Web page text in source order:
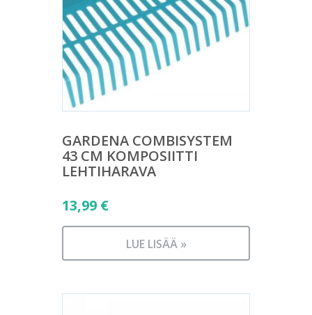
GARDENA COMBISYSTEM
43 CM KOMPOSIITTI
LEHTIHARAVA
13,99 €
LUE LISÄÄ »